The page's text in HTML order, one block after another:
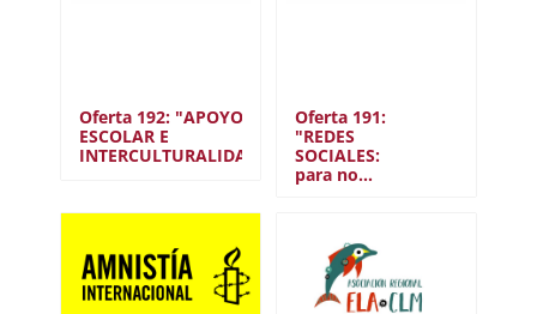
Oferta 192: "APOYO
ESCOLAR E
INTERCULTURALIDAD"
Oferta 191:
"REDES
SOCIALES:
para no…